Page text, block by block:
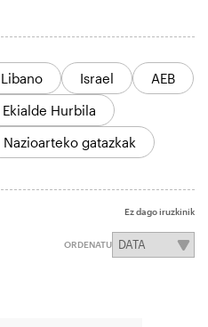
Libano Israel
AEB
Ekialde Hurbila
Nazioarteko gatazkak
Ez dago iruzkinik
ORDENATU